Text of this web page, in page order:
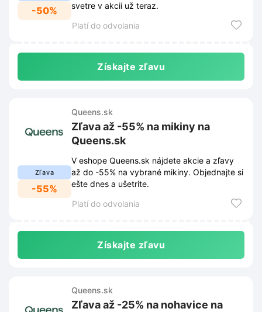
-50%
svetre v akcii už teraz.
Platí do odvolania
Získajte zľavu
Zľava
-55%
Queens.sk
Zľava až -55% na mikiny na
Queens.sk
V eshope Queens.sk nájdete akcie a zľavy
až do -55% na vybrané mikiny. Objednajte si
ešte dnes a ušetrite.
Platí do odvolania
Získajte zľavu
Queens.sk
Zľava až -25% na nohavice na